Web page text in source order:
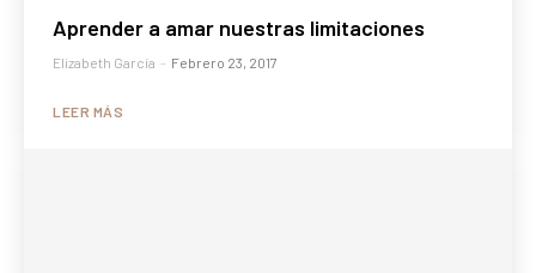
Aprender a amar nuestras limitaciones
Elizabeth García - Febrero 23, 2017
LEER MÁS